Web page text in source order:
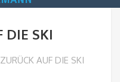
DIE SKI
ZURÜCK AUF DIE SKI